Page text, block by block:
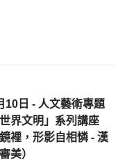
10日 - 人文藝術專題
界文明」系列講座
裡，形影自相憐 - 漢
美）